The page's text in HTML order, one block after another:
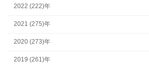
2022 (222)年
2021 (275)年
2020 (273)年
2019 (261)年